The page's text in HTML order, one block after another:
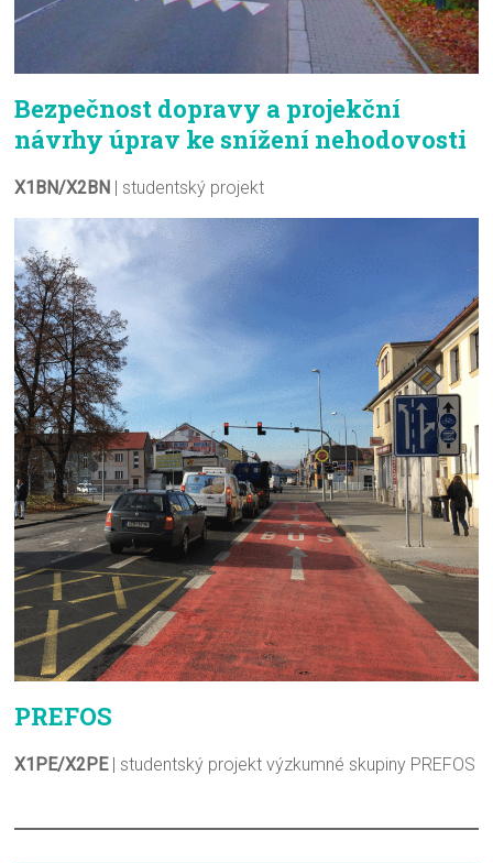
Bezpečnost dopravy a projekční
návrhy úprav ke snížení nehodovosti
X1BN/X2BN | studentský projekt
PREFOS
X1PE/X2PE | studentský projekt výzkumné skupiny PREFOS